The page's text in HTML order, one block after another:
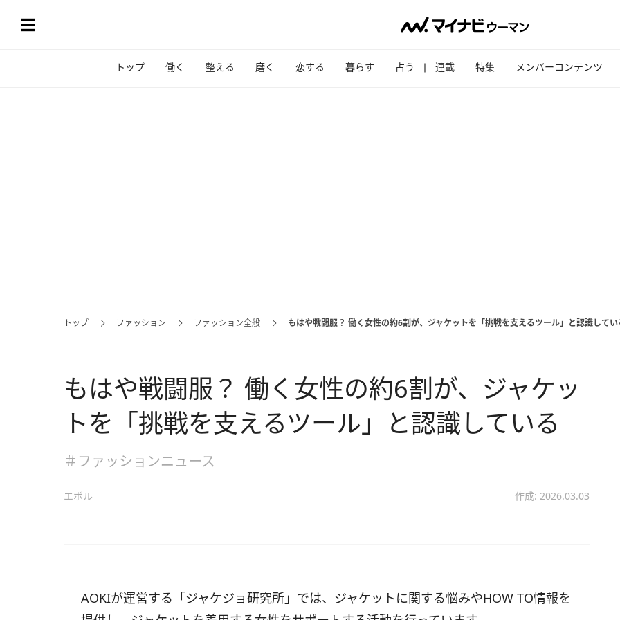
トップ 働く 整える 磨く 恋する 暮らす 占う 連載 特集 メンバーコンテンツ
トップ ファッション ファッション全般 もはや戦闘服？ 働く女性の約6割が、ジャケットを「挑戦を支えるツール」と認識してい
もはや戦闘服？ 働く女性の約6割が、ジャケッ
トを「挑戦を支えるツール」と認識している
＃ファッションニュース
エボル 作成: 2026.03.03
AOKIが運営する「ジャケジョ研究所」では、ジャケットに関する悩みやHOW TO情報を